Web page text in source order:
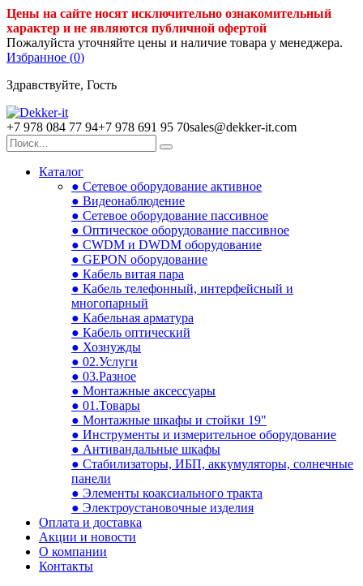
Цены на сайте носят исключительно ознакомительный
характер и не являются публичной офертой
Пожалуйста уточняйте цены и наличие товара у менеджера.
Избранное (0)
Здравствуйте, Гость
+7 978 084 77 94+7 978 691 95 70sales@dekker-it.com
Каталог
● Сетевое оборудование активное
● Видеонаблюдение
● Сетевое оборудование пассивное
● Оптическое оборудование пассивное
● CWDM и DWDM оборудование
● GEPON оборудование
● Кабель витая пара
● Кабель телефонный, интерфейсный и
многопарный
● Кабельная арматура
● Кабель оптический
● Хознужды
● 02.Услуги
● 03.Разное
● Монтажные аксессуары
● 01.Товары
● Монтажные шкафы и стойки 19"
● Инструменты и измерительное оборудование
● Антивандальные шкафы
● Стабилизаторы, ИБП, аккумуляторы, солнечные
панели
● Элементы коаксиального тракта
● Электроустановочные изделия
Оплата и доставка
Акции и новости
О компании
Контакты